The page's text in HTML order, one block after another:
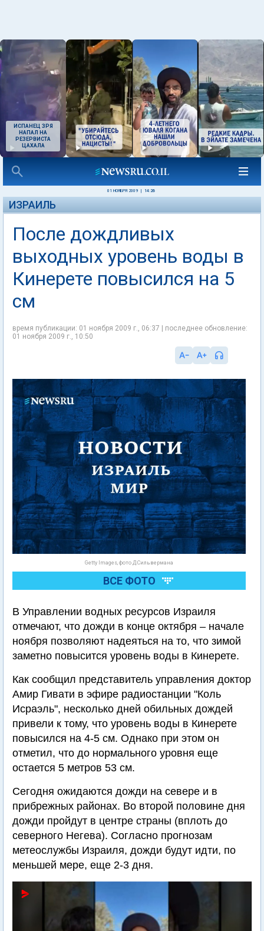
ИСПАНЕЦ ЗРЯ
НАПАЛ НА
РЕЗЕРВИСТА
ЦАХАЛА
01 НОЯБРЯ 2009 14:26
ИЗРАИЛЬ
После дождливых
выходных уровень воды в
Кинерете повысился на 5
см
время публикации: 01 ноября 2009 г., 06:37 | последнее обновление:
01 ноября 2009 г., 10:50
Getty Images, фото Д.Сильвермана
ВСЕ ФОТО
В Управлении водных ресурсов Израиля
отмечают, что дожди в конце октября – начале
ноября позволяют надеяться на то, что зимой
заметно повысится уровень воды в Кинерете.
Как сообщил представитель управления доктор
Амир Гивати в эфире радиостанции "Коль
Исраэль", несколько дней обильных дождей
привели к тому, что уровень воды в Кинерете
повысился на 4-5 см. Однако при этом он
отметил, что до нормального уровня еще
остается 5 метров 53 см.
Сегодня ожидаются дожди на севере и в
прибрежных районах. Во второй половине дня
дожди пройдут в центре страны (вплоть до
северного Негева). Согласно прогнозам
метеослужбы Израиля, дожди будут идти, по
меньшей мере, еще 2-3 дня.